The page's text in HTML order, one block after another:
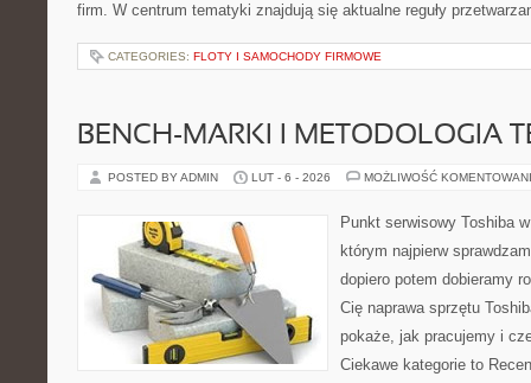
firm. W centrum tematyki znajdują się aktualne reguły
CATEGORIES: FLOTY I SAMOCHODY FIRMOWE
BENCH-MARKI I METODOLOGIA
POSTED BY ADMIN LUT - 6 - 2026 MOŻLIWOŚĆ
Punkt serwisowy Toshiba
którym najpierw
dopiero potem dobieramy
Cię naprawa sprzętu
pokaże, jak pracujemy i
Ciekawe kategorie to